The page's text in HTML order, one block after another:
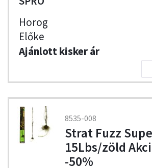
8535-008
Strat Fuzz
15Lbs/zöld
-50%